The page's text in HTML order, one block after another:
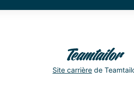
Site carrière de